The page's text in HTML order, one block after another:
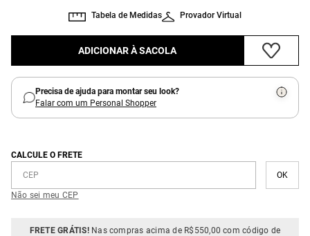
Provador Virtual
Tabela de Medidas
ADICIONAR À SACOLA
Precisa de ajuda para montar seu look?
Falar com um Personal Shopper
CALCULE O FRETE
Não sei meu CEP
FRETE GRÁTIS!Nas compras acima de R$550,00 com código de